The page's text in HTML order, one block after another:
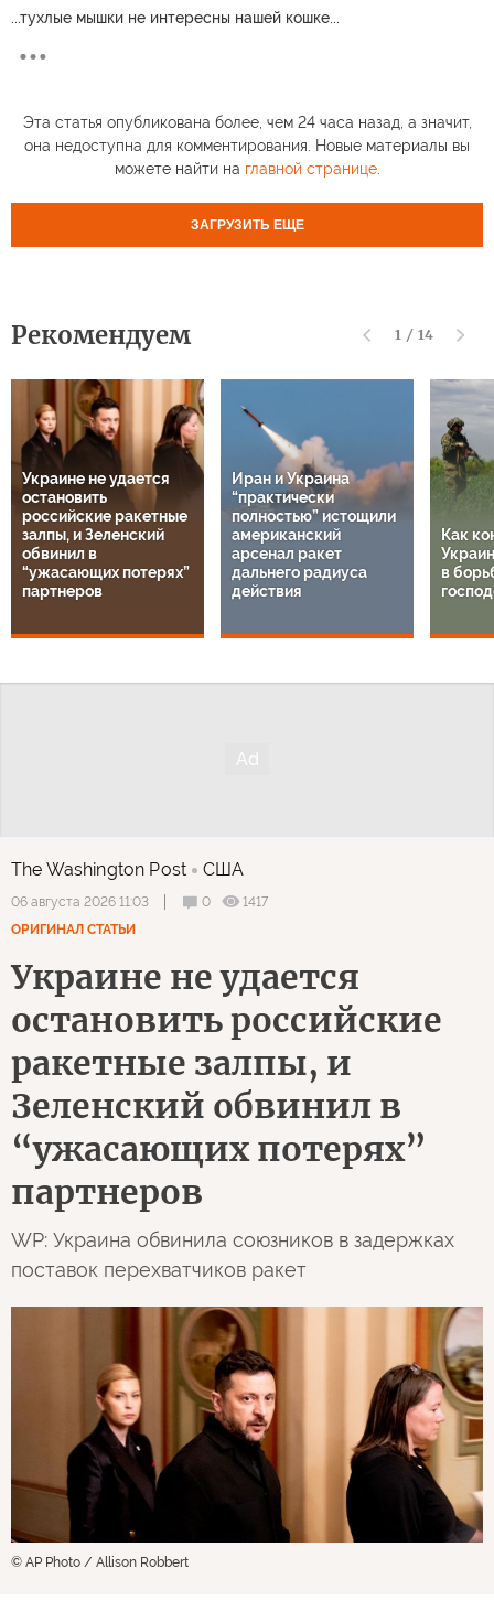
...тухлые мышки не интересны нашей кошке...
Эта статья опубликована более, чем 24 часа назад, а значит,
она недоступна для комментирования. Новые материалы вы
можете найти на главной странице.
ЗАГРУЗИТЬ ЕЩЕ
Рекомендуем 1 / 14
Украине не удается
остановить
российские ракетные
залпы, и Зеленский
обвинил в
“ужасающих потерях”
партнеров
Иран и Украина
“практически
полностью” истощили
американский
арсенал ракет
дальнего радиуса
действия
Как
в
The Washington Post США
06 августа 2026 11:03 0
1417
ОРИГИНАЛ СТАТЬИ
Украине не удается
остановить российские
ракетные залпы, и
Зеленский обвинил в
“ужасающих потерях”
партнеров
WP: Украина обвинила союзников в задержках
поставок перехватчиков ракет
© AP Photo / Allison Robbert